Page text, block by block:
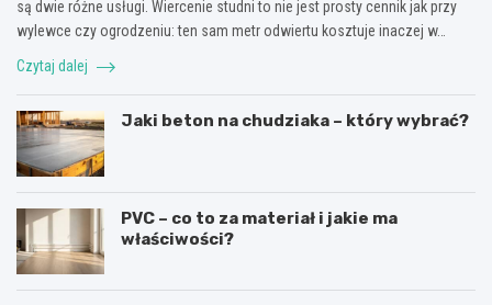
są dwie różne usługi. Wiercenie studni to nie jest prosty cennik jak przy
wylewce czy ogrodzeniu: ten sam metr odwiertu kosztuje inaczej w…
Czytaj dalej
Jaki beton na chudziaka – który wybrać?
PVC – co to za materiał i jakie ma
właściwości?